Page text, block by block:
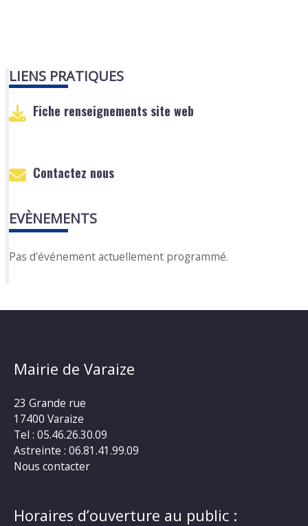
LIENS PRATIQUES
Fiche renseignements site web
Contactez nous
EVÈNEMENTS
Pas d'événement actuellement programmé.
Mairie de Varaize
23 Grande rue
17400 Varaize
Tel : 05.46.26.30.09
Astreinte : 06.81.41.99.09
Nous contacter
Horaires d’ouverture au public :